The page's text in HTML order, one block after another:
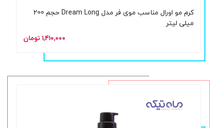
کرم مو اورال مناسب موی فر مدل Dream Long حجم 200
میلی لیتر
۱,۴۱۰,۰۰۰ تومان